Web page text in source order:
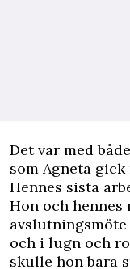
Det var med
som Agneta
Hennes sista
Hon och hennes
och i lugn och
skulle hon bara